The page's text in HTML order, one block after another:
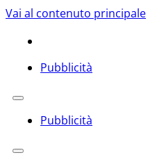
Vai al contenuto principale
Pubblicità
Pubblicità